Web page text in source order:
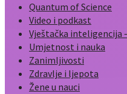
Quantum of Science
Video i podkast
Vještačka inteligencija
Umjetnost i nauka
Zanimljivosti
Zdravlje i ljepota
Žene u nauci